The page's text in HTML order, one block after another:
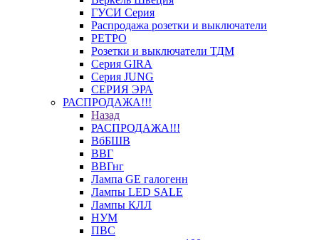
ГУСИ Серия
Распродажа розетки и выключатели
РЕТРО
Розетки и выключатели ТДМ
Серия GIRA
Серия JUNG
СЕРИЯ ЭРА
РАСПРОДАЖА!!!
Назад
РАСПРОДАЖА!!!
ВбБШВ
ВВГ
ВВГнг
Лампа GE галогенн
Лампы LED SALE
Лампы КЛЛ
НУМ
ПВС